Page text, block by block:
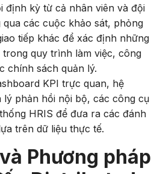
định kỳ từ cả nhân viên và đội
qua các cuộc khảo sát, phỏng
tiếp khác để xác định những
trong quy trình làm việc, công
chính sách quản lý.
KPI trực quan, hệ
phản hồi nội bộ, các công cụ
HRIS để đưa ra các đánh
trên dữ liệu thực tế.
Phương pháp